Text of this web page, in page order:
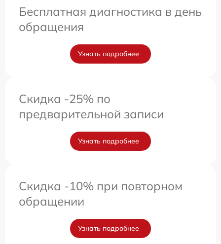
Бесплатная диагностика в день
обращения
Узнать подробнее
Скидка -25% по
предварительной записи
Узнать подробнее
Скидка -10% при повторном
обращении
Узнать подробнее